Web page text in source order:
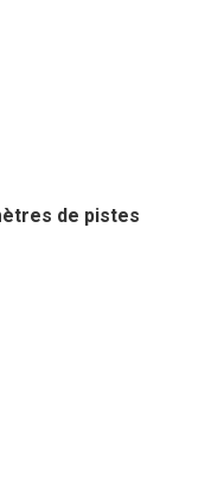
de pistes